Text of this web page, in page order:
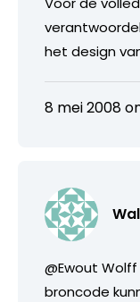
het design
8 mei 2008
@Ewout
broncode